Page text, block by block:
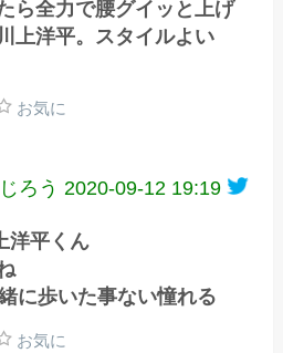
ら全力で腰グイッと上げ
上洋平。スタイルよい
お気に
ろう 2020-09-12 19:19
洋平くん
に歩いた事ない憧れる
お気に